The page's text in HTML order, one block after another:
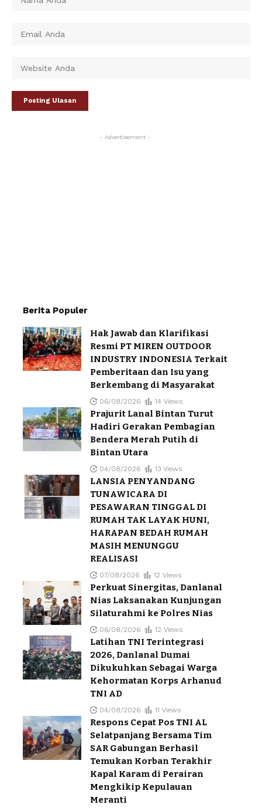
- Advertisement -
Berita Populer
Hak Jawab dan Klarifikasi
Resmi PT MIREN OUTDOOR
INDUSTRY INDONESIA Terkait
Pemberitaan dan Isu yang
Berkembang di Masyarakat
06/08/2026 14 Views
Prajurit Lanal Bintan Turut
Hadiri Gerakan Pembagian
Bendera Merah Putih di
Bintan Utara
04/08/2026 13 Views
LANSIA PENYANDANG
TUNAWICARA DI
PESAWARAN TINGGAL DI
RUMAH TAK LAYAK HUNI,
HARAPAN BEDAH RUMAH
MASIH MENUNGGU
REALISASI
07/08/2026 12 Views
Perkuat Sinergitas, Danlanal
Nias Laksanakan Kunjungan
Silaturahmi ke Polres Nias
06/08/2026 12 Views
Latihan TNI Terintegrasi
2026, Danlanal Dumai
Dikukuhkan Sebagai Warga
Kehormatan Korps Arhanud
TNI AD
04/08/2026 11 Views
Respons Cepat Pos TNI AL
Selatpanjang Bersama Tim
SAR Gabungan Berhasil
Temukan Korban Terakhir
Kapal Karam di Perairan
Mengkikip Kepulauan
Meranti